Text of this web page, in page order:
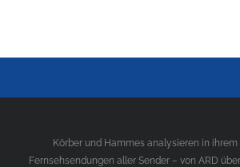
Körber und Hammes analysieren in
Fernsehsendungen aller Sender – von ARD